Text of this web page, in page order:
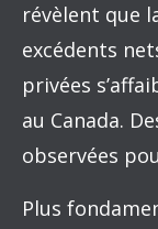
révèlent que
excédents
privées
au Canada.
observées
Plus